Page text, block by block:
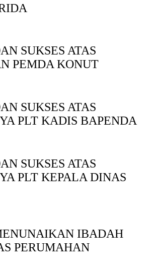
SUKSES ATAS
PEMDA KONUT
SUKSES ATAS
PLT KADIS BAPENDA
SUKSES ATAS
PLT KEPALA DINAS
IBADAH
PERUMAHAN